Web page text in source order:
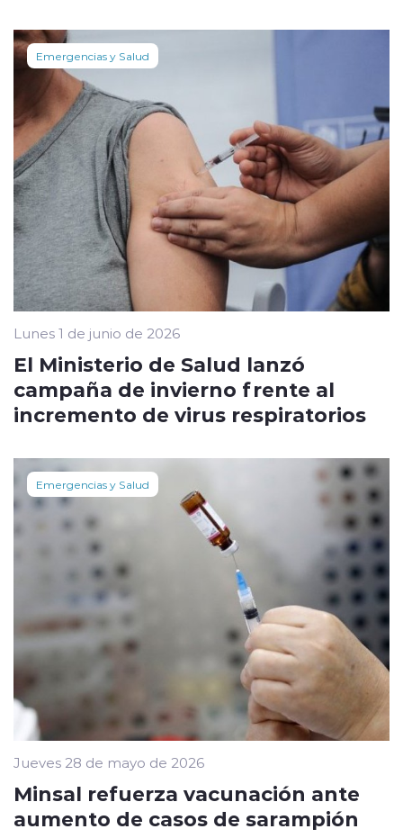
Emergencias y Salud
Lunes 1 de junio de 2026
El Ministerio de Salud lanzó
campaña de invierno frente al
incremento de virus respiratorios
Emergencias y Salud
Jueves 28 de mayo de 2026
Minsal refuerza vacunación ante
aumento de casos de sarampión